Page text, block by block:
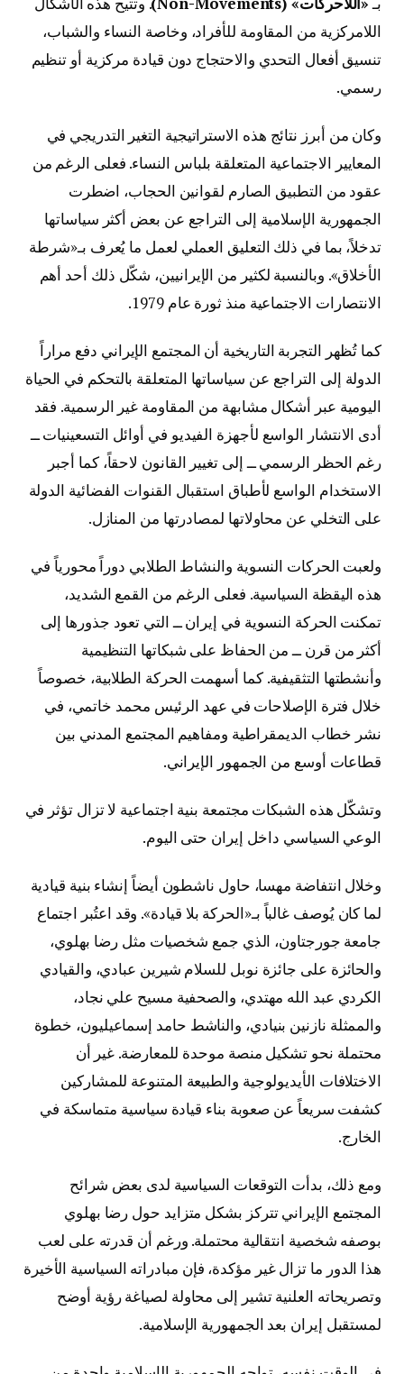
اللامركزية من المقاومة للأفراد، وخاصة النساء والشباب،
تنسيق أفعال التحدي والاحتجاج دون قيادة مركزية أو تنظيم
رسمي.
وكان من أبرز نتائج هذه الاستراتيجية التغير التدريجي في
المعايير الاجتماعية المتعلقة بلباس النساء. فعلى الرغم من
عقود من التطبيق الصارم لقوانين الحجاب، اضطرت
الجمهورية الإسلامية إلى التراجع عن بعض أكثر سياساتها
تدخلاً، بما في ذلك التعليق العملي لعمل ما يُعرف بـ«شرطة
الأخلاق». وبالنسبة لكثير من الإيرانيين، شكّل ذلك أحد أهم
الانتصارات الاجتماعية منذ ثورة عام 1979.
كما تُظهر التجربة التاريخية أن المجتمع الإيراني دفع مراراً
الدولة إلى التراجع عن سياساتها المتعلقة بالتحكم في الحياة
اليومية عبر أشكال مشابهة من المقاومة غير الرسمية. فقد
أدى الانتشار الواسع لأجهزة الفيديو في أوائل التسعينيات ــ
رغم الحظر الرسمي ــ إلى تغيير القانون لاحقاً، كما أجبر
الاستخدام الواسع لأطباق استقبال القنوات الفضائية الدولة
على التخلي عن محاولاتها لمصادرتها من المنازل.
ولعبت الحركات النسوية والنشاط الطلابي دوراً محورياً في
هذه اليقظة السياسية. فعلى الرغم من القمع الشديد،
تمكنت الحركة النسوية في إيران ــ التي تعود جذورها إلى
أكثر من قرن ــ من الحفاظ على شبكاتها التنظيمية
وأنشطتها التثقيفية. كما أسهمت الحركة الطلابية، خصوصاً
خلال فترة الإصلاحات في عهد الرئيس محمد خاتمي، في
نشر خطاب الديمقراطية ومفاهيم المجتمع المدني بين
قطاعات أوسع من الجمهور الإيراني.
وتشكّل هذه الشبكات مجتمعة بنية اجتماعية لا تزال تؤثر في
الوعي السياسي داخل إيران حتى اليوم.
وخلال انتفاضة مهسا، حاول ناشطون أيضاً إنشاء بنية قيادية
لما كان يُوصف غالباً بـ«الحركة بلا قيادة». وقد اعتُبر اجتماع
جامعة جورجتاون، الذي جمع شخصيات مثل رضا بهلوي،
والحائزة على جائزة نوبل للسلام شيرين عبادي، والقيادي
الكردي عبد الله مهتدي، والصحفية مسيح علي نجاد،
والممثلة نازنين بنيادي، والناشط حامد إسماعيليون، خطوة
محتملة نحو تشكيل منصة موحدة للمعارضة. غير أن
الاختلافات الأيديولوجية والطبيعة المتنوعة للمشاركين
كشفت سريعاً عن صعوبة بناء قيادة سياسية متماسكة في
الخارج.
ومع ذلك، بدأت التوقعات السياسية لدى بعض شرائح
المجتمع الإيراني تتركز بشكل متزايد حول رضا بهلوي
بوصفه شخصية انتقالية محتملة. ورغم أن قدرته على لعب
هذا الدور ما تزال غير مؤكدة، فإن مبادراته السياسية الأخيرة
وتصريحاته العلنية تشير إلى محاولة لصياغة رؤية أوضح
لمستقبل إيران بعد الجمهورية الإسلامية.